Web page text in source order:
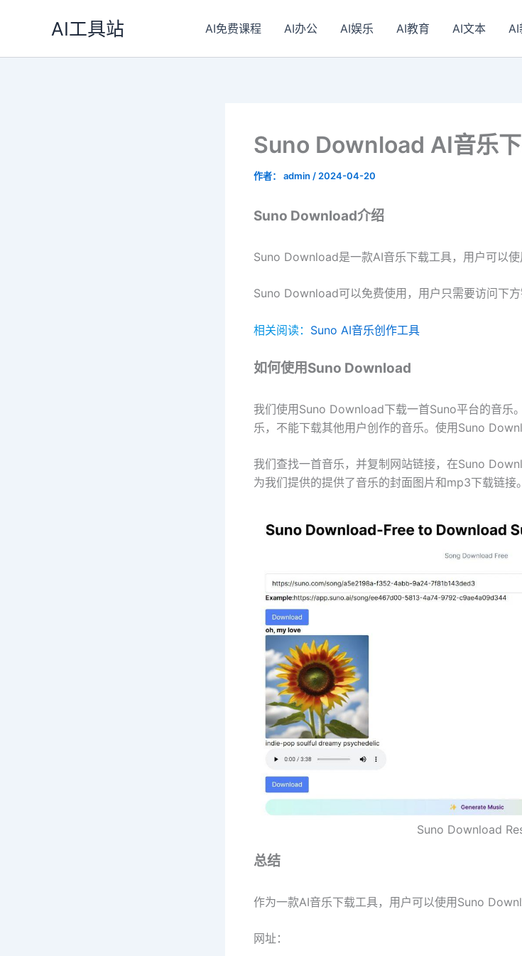
AI工具站 AI免费课程 AI办公 AI娱乐 AI教育 AI文本 AI
Suno Download AI音乐
作者： admin / 2024-04-20
Suno Download介绍
Suno Download是一款AI音乐下载工具，用户可以使
Suno Download可以免费使用，用户只需要访问下方
相关阅读： Suno AI音乐创作工具
如何使用Suno Download
我们使用Suno Download下载一首Suno平台的音乐
乐，不能下载其他用户创作的音乐。使用Suno
我们查找一首音乐，并复制网站链接，在Suno
为我们提供的提供了音乐的封面图片和mp3下载链接。
Suno Download
总结
作为一款AI音乐下载工具，用户可以使用Suno
网址：